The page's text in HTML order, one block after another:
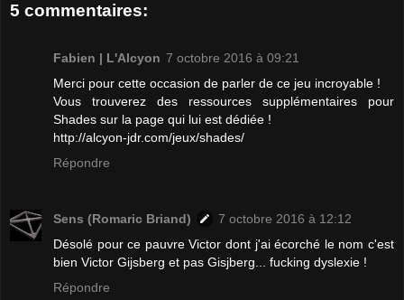
5 commentaires:
Fabien | L'Alcyon 7 octobre 2016 à 09:21
Merci pour cette occasion de parler de ce jeu incroyable !
Vous trouverez des ressources supplémentaires pour
Shades sur la page qui lui est dédiée !
http://alcyon-jdr.com/jeux/shades/
Répondre
Sens (Romaric Briand)
7 octobre 2016 à 12:12
Désolé pour ce pauvre Victor dont j'ai écorché le nom c'est
bien Victor Gijsberg et pas Gisjberg... fucking dyslexie !
Répondre